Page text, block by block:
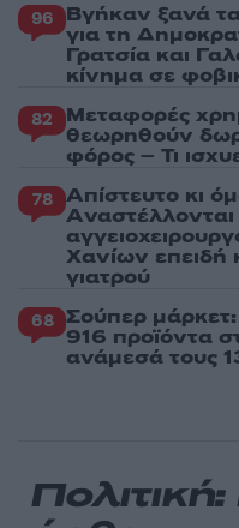
96 Βγήκαν ξανά
για τη
Γρατσία και
κίνημα σε
82 Μεταφορές
θεωρηθούν
φόρος – Τι
78 Απίστευτο κι
Χανίων επειδή
γιατρού
68 Σούπερ
916 προϊόντα
ανάμεσά τους